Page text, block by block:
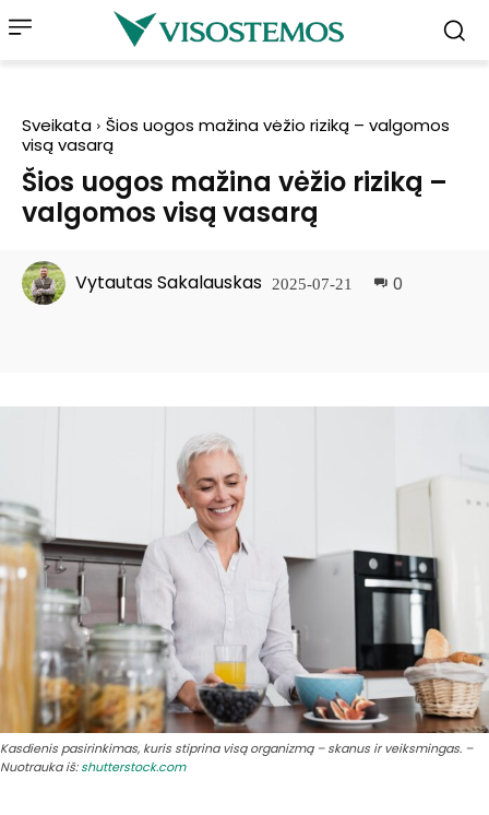
Sveikata
Šios uogos mažina vėžio riziką – valgomos
visą vasarą
Šios uogos mažina vėžio riziką –
valgomos visą vasarą
Vytautas Sakalauskas 2025-07-21 0
Kasdienis pasirinkimas, kuris stiprina visą organizmą – skanus ir veiksmingas. –
Nuotrauka iš:shutterstock.com